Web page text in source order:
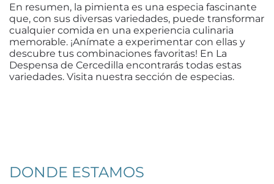
En resumen, la pimienta es una especia fascinante
que, con sus diversas variedades, puede transformar
cualquier comida en una experiencia culinaria
memorable. ¡Anímate a experimentar con ellas y
descubre tus combinaciones favoritas! En La
Despensa de Cercedilla encontrarás todas estas
variedades. Visita nuestra sección de especias.
DONDE ESTAMOS